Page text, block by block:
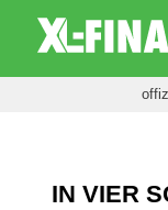
IN VIER